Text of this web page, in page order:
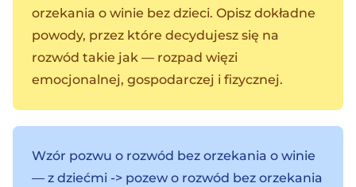
orzekania o winie bez dzieci. Opisz dokładne
powody, przez które decydujesz się na
rozwód takie jak — rozpad więzi
emocjonalnej, gospodarczej i fizycznej.
Wzór pozwu o rozwód bez orzekania o winie
— z dziećmi -> pozew o rozwód bez orzekania